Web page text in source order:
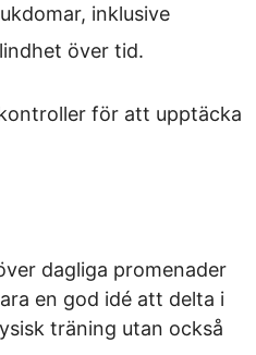
inklusive
över tid.
för att upptäcka
dagliga promenader
en god idé att delta i
träning utan också